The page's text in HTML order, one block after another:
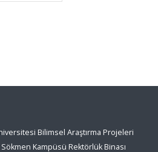
Bilimsel Araştırma Projeleri
Kampüsü Rektörlük Binası